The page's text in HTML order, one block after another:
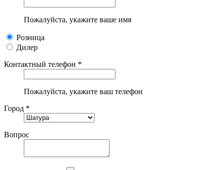
Пожалуйста, укажите ваше имя
Розница
Дилер
Контактный телефон *
Пожалуйста, укажите ваш телефон
Город *
Вопрос